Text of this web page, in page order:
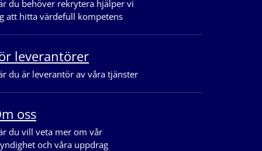
du behöver rekrytera hjälper vi
att hitta värdefull kompetens
leverantörer
du är leverantör av våra tjänster
oss
du vill veta mer om vår
och våra uppdrag